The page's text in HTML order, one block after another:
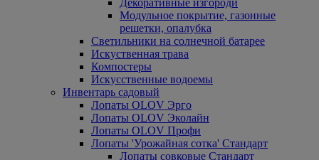
Декоративные изгороди
Модульное покрытие, газонные
решетки, опалубка
Светильники на солнечной батарее
Искуственная трава
Компостеры
Искусственные водоемы
Инвентарь садовый
Лопаты OLOV Эрго
Лопаты OLOV Эколайн
Лопаты OLOV Профи
Лопаты 'Урожайная сотка' Стандарт
Лопаты совковые Стандарт